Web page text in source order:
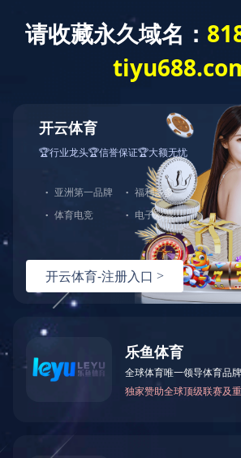
人才招聘
销售业务跟单
水资源处理工程师/操作员